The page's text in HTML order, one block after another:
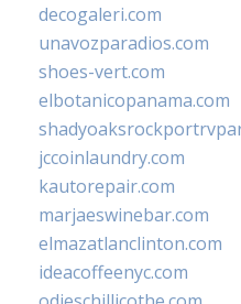
decogaleri.com
unavozparadios.com
shoes-vert.com
elbotanicopanama.com
jccoinlaundry.com
kautorepair.com
marjaeswinebar.com
elmazatlanclinton.com
ideacoffeenyc.com